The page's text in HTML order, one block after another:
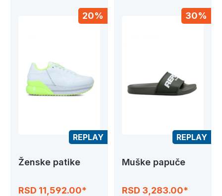
20%
REPLAY
Ženske patike
RSD 11,592.00*
30%
REPLAY
Muške papuče
RSD 3,283.00*